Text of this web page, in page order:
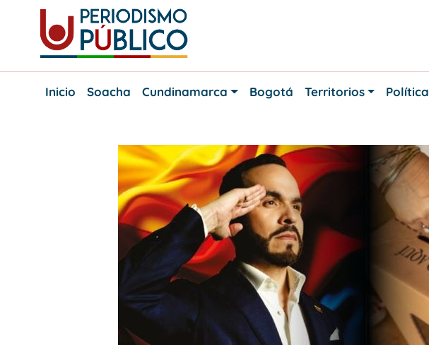
content
Periodismo
Noticias
Inicio
Soacha Cundinamarca Bogotá Territorios Política